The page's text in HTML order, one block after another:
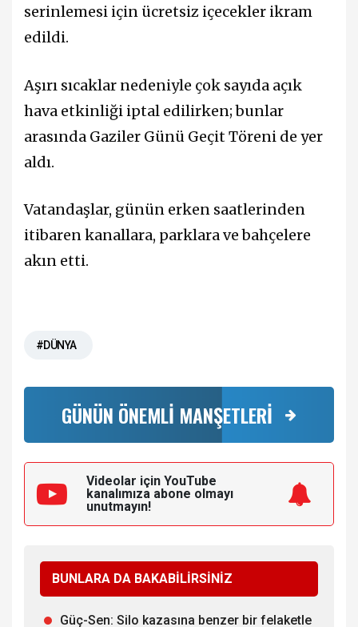
serinlemesi için ücretsiz içecekler ikram
edildi.
Aşırı sıcaklar nedeniyle çok sayıda açık
hava etkinliği iptal edilirken; bunlar
arasında Gaziler Günü Geçit Töreni de yer
aldı.
Vatandaşlar, günün erken saatlerinden
itibaren kanallara, parklara ve bahçelere
akın etti.
#DÜNYA
GÜNÜN ÖNEMLİ MANŞETLERİ
Videolar için YouTube
kanalımıza abone olmayı
unutmayın!
BUNLARA DA BAKABİLİRSİNİZ
Güç-Sen: Silo kazasına benzer bir felaketle